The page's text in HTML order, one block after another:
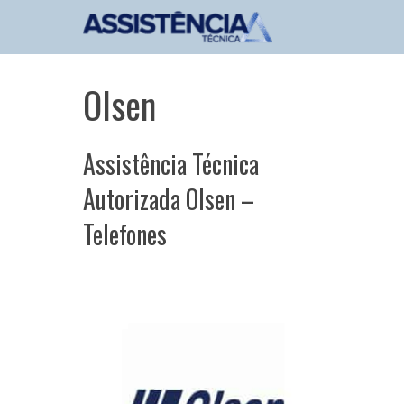
Olsen
Assistência Técnica
Autorizada Olsen –
Telefones